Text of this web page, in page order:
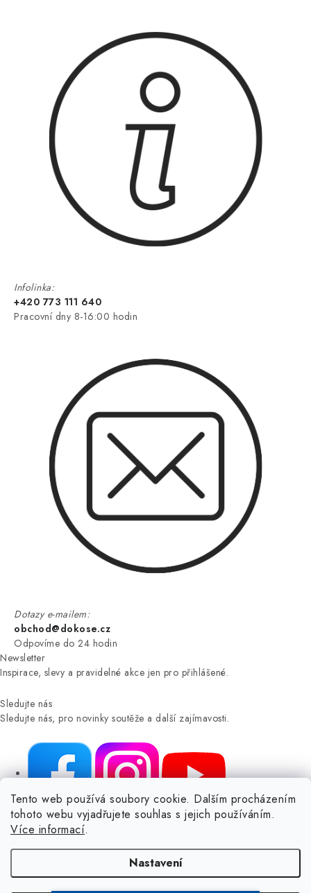
Tento web používá soubory cookie. Dalším procházením
tohoto webu vyjadřujete souhlas s jejich používáním.
Více informací.
Nastavení
Infolinka:
+420 773 111 640
Pracovní dny 8-16:00 hodin
Dotazy e-mailem:
obchod@dokose.cz
Odpovíme do 24 hodin
Newsletter
Inspirace, slevy a pravidelné akce jen pro přihlášené.
Sledujte nás
Sledujte nás, pro novinky soutěže a další zajímavosti.
NIKARO, s.r.o.
- Dokoše.cz, Veselka 48, 259 01 Olbramovice -
Votice, ČESKÁ REPUBLIKA
Podle zákona o evidenci tržeb je prodávající povinen vystavit
Zároveň je povinen zaevidovat přijatou tržbu u správce daně online; v